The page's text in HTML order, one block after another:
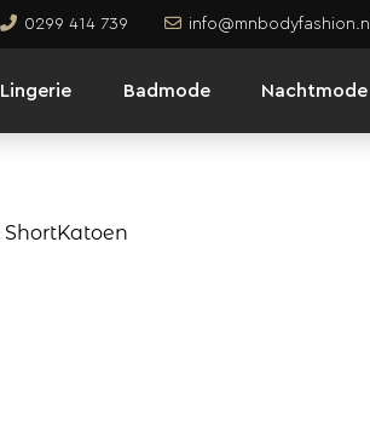
0299 414 739 info@mnbodyfashion.nl
Lingerie Badmode Nachtmode